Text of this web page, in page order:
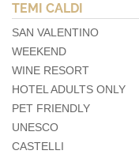
TEMI CALDI
SAN VALENTINO
WEEKEND
WINE RESORT
HOTEL ADULTS ONLY
PET FRIENDLY
UNESCO
CASTELLI